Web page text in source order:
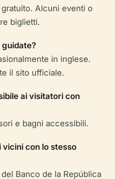
Alcuni eventi o
biglietti.
guidate?
in inglese.
il sito ufficiale.
ai visitatori con
e bagni accessibili.
vicini con lo stesso
Banco de la República